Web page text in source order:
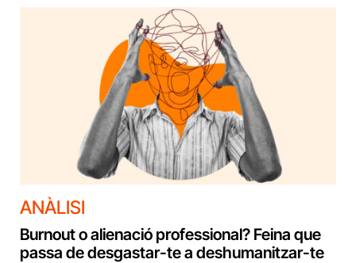
ANÀLISI
Burnout o alienació professional? Feina que
passa de desgastar-te a deshumanitzar-te